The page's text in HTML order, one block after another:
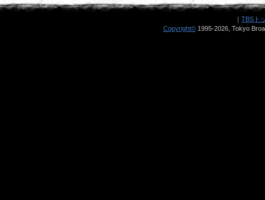
TBSト
Copyright© 1995-2026, Tokyo